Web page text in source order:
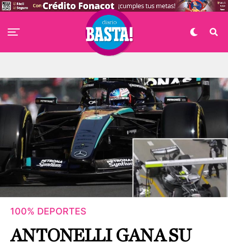
100% DEPORTES
ANTONELLI GANA SU